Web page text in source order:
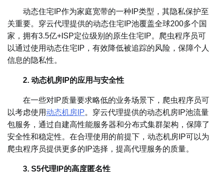
动态住宅IP作为家庭宽带的一种IP类型，其隐私保护至
关重要。穿云代理提供的动态住宅IP池覆盖全球200多个国
家，拥有3.5亿+ISP定位级别的原生住宅IP。爬虫程序员可
以通过使用动态住宅IP，有效降低被追踪的风险，保障个人
信息的隐私性。
2. 动态机房IP的应用与安全性
在一些对IP质量要求略低的业务场景下，爬虫程序员可
以考虑使用动态机房IP。穿云代理提供的动态机房IP池流量
包服务，通过自建高性能服务器和分布式集群架构，保障了
安全性和稳定性。在合理使用的前提下，动态机房IP可以为
爬虫程序员提供更多的IP选择，提高代理服务的质量。
3. S5代理IP的高度匿名性